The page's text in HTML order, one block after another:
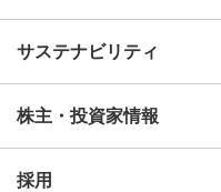
サステナビリティ
株主・投資家情報
採用